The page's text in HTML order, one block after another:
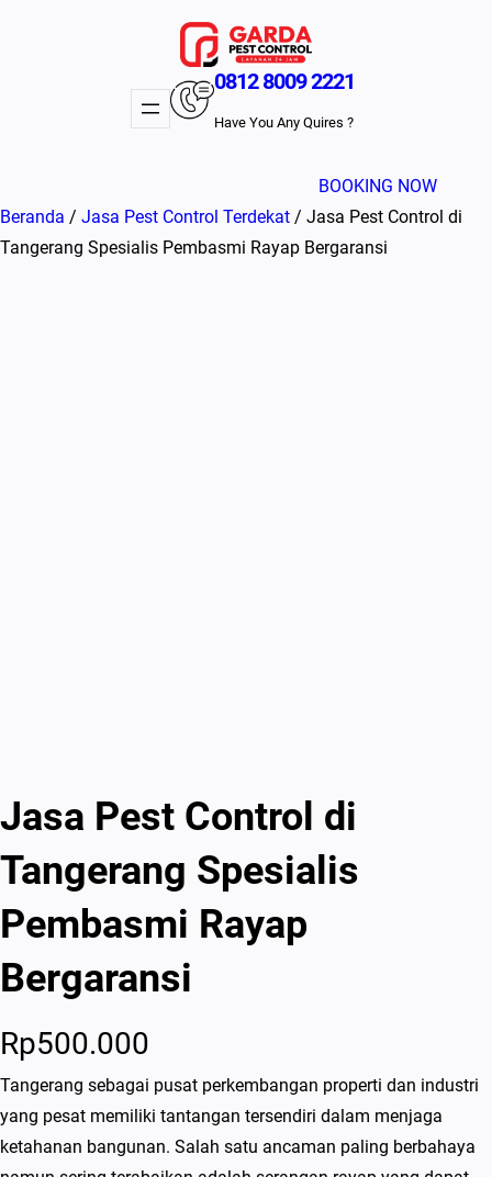
0812 8009 2221
Have You Any Quires ?
BOOKING NOW
Beranda / Jasa Pest Control Terdekat / Jasa Pest Control di
Tangerang Spesialis Pembasmi Rayap Bergaransi
Jasa Pest Control di
Tangerang Spesialis
Pembasmi Rayap
Bergaransi
Rp500.000
Tangerang sebagai pusat perkembangan properti dan industri
yang pesat memiliki tantangan tersendiri dalam menjaga
ketahanan bangunan. Salah satu ancaman paling berbahaya